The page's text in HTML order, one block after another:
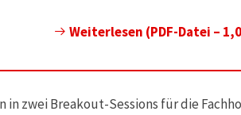
Weiterlesen (PDF-Datei –
zwei Breakout-Sessions für die